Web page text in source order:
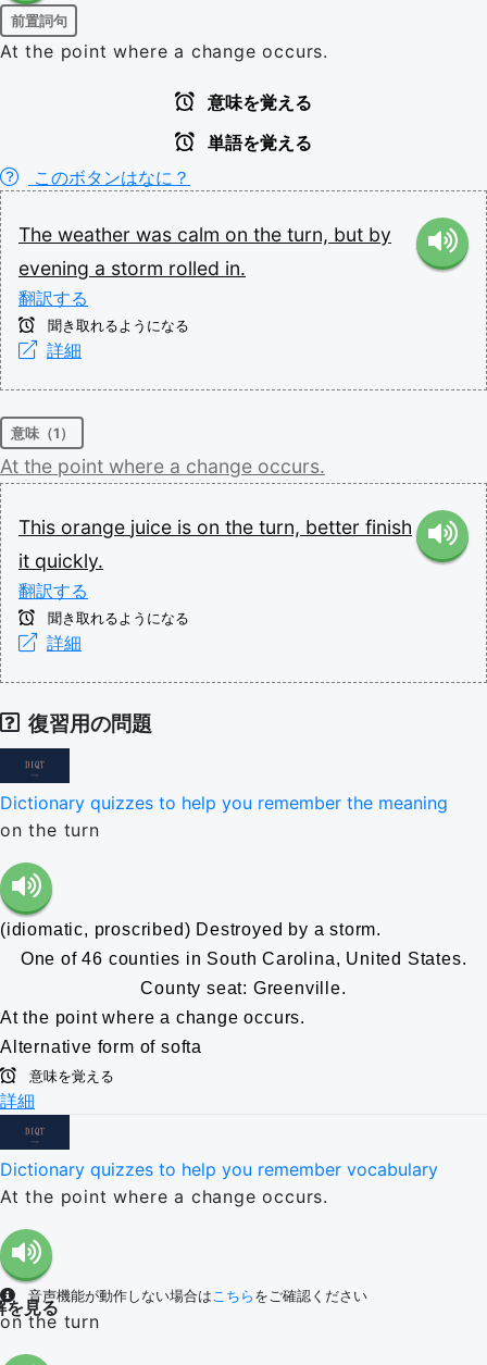
国）
語（イ
前置詞句
At the point where a change occurs.
意味を覚える
単語を覚える
このボタンはなに？
The weather was calm on the turn, but by
evening a storm rolled in.
翻訳する
聞き取れるようになる
詳細
意味（1）
At the point where a change occurs.
This orange juice is on the turn, better finish
it quickly.
翻訳する
聞き取れるようになる
詳細
復習用の問題
Dictionary quizzes to help you remember the meaning
on the turn
(idiomatic, proscribed) Destroyed by a storm.
One of 46 counties in South Carolina, United States.
County seat: Greenville.
At the point where a change occurs.
Alternative form of softa
意味を覚える
詳細
Dictionary quizzes to help you remember vocabulary
At the point where a change occurs.
音声機能が動作しない場合はこちら をご確認ください
を見る
on the turn